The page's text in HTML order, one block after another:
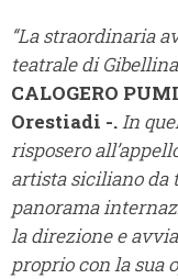
“La straordinaria
teatrale di
CALOGERO
Orestiadi -.In
risposero
artista siciliano da
panorama
la direzione e
proprio con la sua